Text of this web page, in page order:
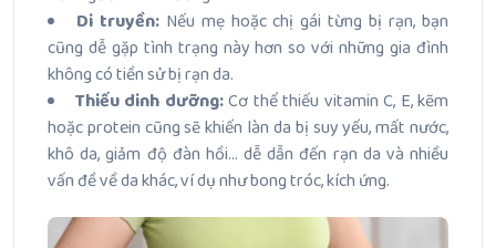
Di truyền:Nếu mẹ hoặc chị gái từng bị rạn, bạn
cũng dễ gặp tình trạng này hơn so với những gia đình
không có tiền sử bị rạn da.
Thiếu dinh dưỡng:Cơ thể thiếu vitamin C, E, kẽm
hoặc protein cũng sẽ khiến làn da bị suy yếu, mất nước,
khô da, giảm độ đàn hồi… dễ dẫn đến rạn da và nhiều
vấn đề về da khác, ví dụ như bong tróc, kích ứng.